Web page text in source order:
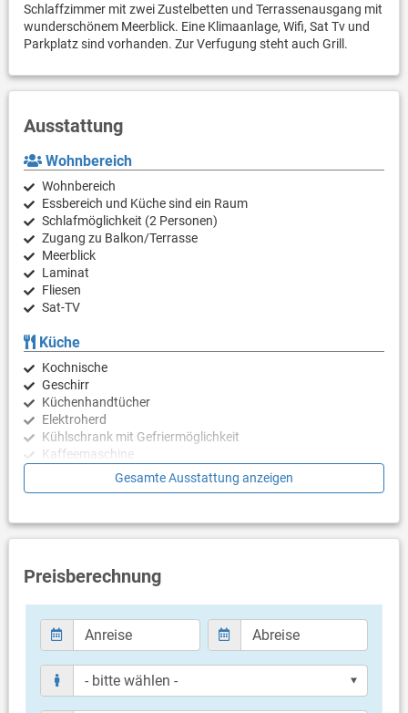
Schlaffzimmer mit zwei Zustelbetten und Terrassenausgang mit
wunderschönem Meerblick. Eine Klimaanlage, Wifi, Sat Tv und
Parkplatz sind vorhanden. Zur Verfugung steht auch Grill.
Ausstattung
Wohnbereich
Wohnbereich
Essbereich und Küche sind ein Raum
Schlafmöglichkeit (2 Personen)
Zugang zu Balkon/Terrasse
Meerblick
Laminat
Fliesen
Sat-TV
Küche
Kochnische
Geschirr
Küchenhandtücher
Elektroherd
Kühlschrank mit Gefriermöglichkeit
Kaffeemaschine
Wasserkocher
Schlafzimmer
Schlafzimmer mit Doppelbett
Badezimmer
Bad mit WC, Dusche
Balkon & Terrasse
eigene Terrasse
Gesamte Ausstattung anzeigen
Preisberechnung